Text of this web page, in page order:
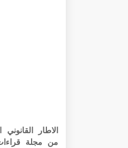
من مجلة